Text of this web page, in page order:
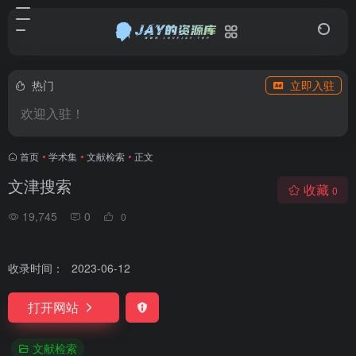
热门 立即入驻
欢迎入驻！
首页 • 学术集 • 文献检索 • 正文
文津搜索
19,745 0 0
收藏 0
收录时间： 2023-06-12
打开网站
文献检索